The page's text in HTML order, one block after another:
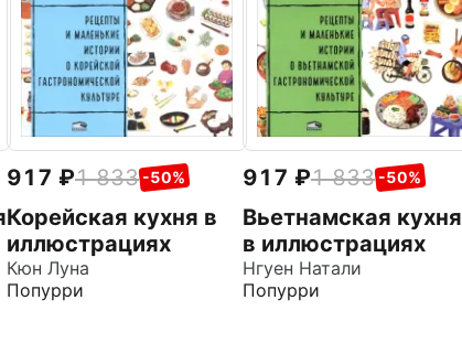
917 1 833 -50%
Корейская кухня в
иллюстрациях
Кюн Луна
Попурри
917 1 833 -50%
Вьетнамская кухня
в иллюстрациях
Нгуен Натали
Попурри